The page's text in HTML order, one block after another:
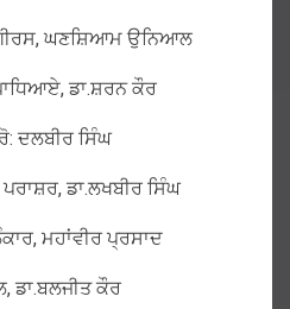
ਘਣਸ਼ਿਆਮ ਉਨਿਆਲ
ਡਾ.ਸ਼ਰਨ ਕੌਰ
ਦਲਬੀਰ ਸਿੰਘ
ਡਾ.ਲਖਬੀਰ ਸਿੰਘ
ਮਹਾਂਵੀਰ ਪ੍ਰਸਾਦ
ਡਾ.ਬਲਜੀਤ ਕੌਰ